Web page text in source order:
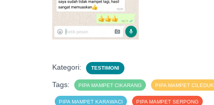
Kategori: TESTIMONI
Tags: PIPA MAMPET CIKARANG PIPA MAMPET CILEDUK
PIPA MAMPET KARAWACI PIPA MAMPET SERPONG